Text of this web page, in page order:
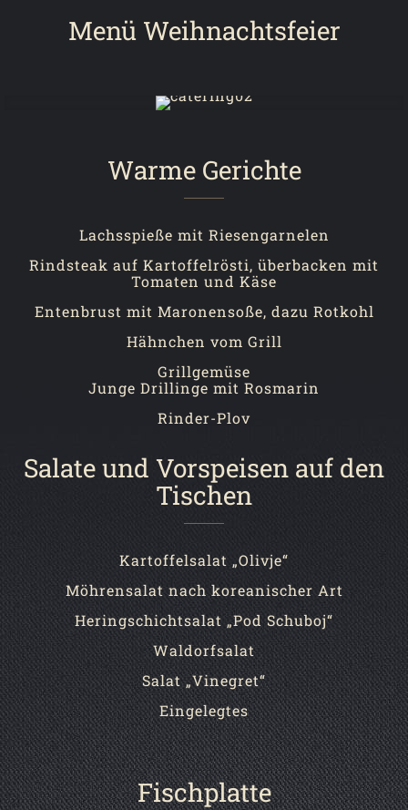
Menü Weihnachtsfeier
Warme Gerichte
Lachsspieße mit Riesengarnelen
Rindsteak auf Kartoffelrösti, überbacken mit
Tomaten und Käse
Entenbrust mit Maronensoße, dazu Rotkohl
Hähnchen vom Grill
Grillgemüse
Junge Drillinge mit Rosmarin
Rinder-Plov
Salate und Vorspeisen auf den
Tischen
Kartoffelsalat „Olivje“
Möhrensalat nach koreanischer Art
Heringschichtsalat „Pod Schuboj“
Waldorfsalat
Salat „Vinegret“
Eingelegtes
Fischplatte